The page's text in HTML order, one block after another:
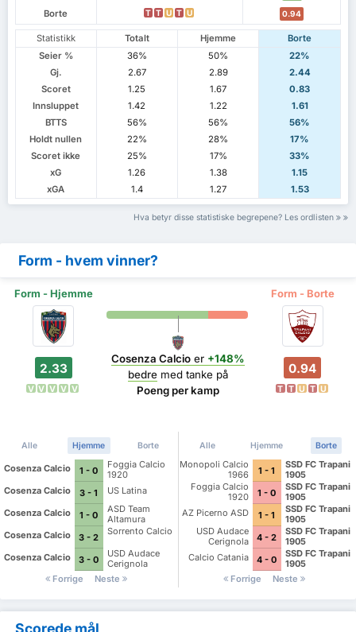
Borte T T U T U 0.94
Statistikk Totalt Hjemme
Borte
Seier %
36% 50%
22%
Gj.
2.67 2.89
2.44
Scoret
1.25 1.67
0.83
Innsluppet
1.42 1.22
1.61
BTTS
56% 56%
56%
Holdt nullen
22% 28%
17%
Scoret ikke
25% 17%
33%
xG
1.26 1.38
1.15
xGA
1.4 1.27 1.53
Hva betyr disse statistiske begrepene? Les ordlisten
Form - hvem vinner?
Form - Hjemme Form - Borte
2.33
V V V V V
Cosenza Calcioer +148%
bedremed tanke på
Poeng per kamp
0.94
T T U T U
Alle Hjemme Borte
Cosenza Calcio 1 - 0
Foggia Calcio
1920
Cosenza Calcio
3 - 1
US Latina
Cosenza Calcio
1 - 0
ASD Team
Altamura
Cosenza Calcio
3 - 2
Sorrento Calcio
Cosenza Calcio 3 - 0
USD Audace
Cerignola
Forrige
Neste
Alle Hjemme Borte
Monopoli Calcio
1966
1 - 1
SSD FC Trapani
1905
Foggia Calcio
1920
1 - 0
SSD FC Trapani
1905
AZ Picerno ASD
1 - 1
SSD FC Trapani
1905
USD Audace
Cerignola
4 - 2
SSD FC Trapani
1905
Calcio Catania
4 - 0
SSD FC Trapani
1905
Forrige
Neste
Scorede mål